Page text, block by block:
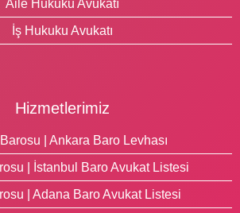
Aile Hukuku Avukatı
İş Hukuku Avukatı
Hizmetlerimiz
| Ankara Baro Levhası
| İstanbul Baro Avukat Listesi
| Adana Baro Avukat Listesi